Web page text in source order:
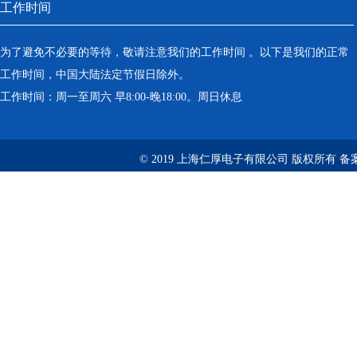
工作时间
为了避免不必要的等待，敬请注意我们的工作时间 。以下是我们的正常
工作时间，中国大陆法定节假日除外。
工作时间：周一至周六 早8:00-晚18:00。周日休息
© 2019 上海仁厚电子有限公司 版权所有 备